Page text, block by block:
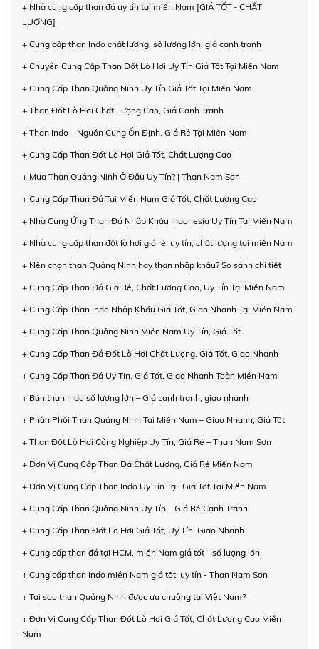
+ Nhà cung cấp than đá uy tín tại miền Nam [GIÁ TỐT - CHẤT
LƯỢNG]
+ Cung cấp than Indo chất lượng, số lượng lớn, giá cạnh tranh
+ Chuyên Cung Cấp Than Đốt Lò Hơi Uy Tín Giá Tốt Tại Miền Nam
+ Cung Cấp Than Quảng Ninh Uy Tín Giá Tốt Tại Miền Nam
+ Than Đốt Lò Hơi Chất Lượng Cao, Giá Cạnh Tranh
+ Than Indo – Nguồn Cung Ổn Định, Giá Rẻ Tại Miền Nam
+ Cung Cấp Than Đốt Lò Hơi Giá Tốt, Chất Lượng Cao
+ Mua Than Quảng Ninh Ở Đâu Uy Tín? | Than Nam Sơn
+ Cung Cấp Than Đá Tại Miền Nam Giá Tốt, Chất Lượng Cao
+ Nhà Cung Ứng Than Đá Nhập Khẩu Indonesia Uy Tín Tại Miền Nam
+ Nhà cung cấp than đốt lò hơi giá rẻ, uy tín, chất lượng tại miền Nam
+ Nên chọn than Quảng Ninh hay than nhập khẩu? So sánh chi tiết
+ Cung Cấp Than Đá Giá Rẻ, Chất Lượng Cao, Uy Tín Tại Miền Nam
+ Cung Cấp Than Indo Nhập Khẩu Giá Tốt, Giao Nhanh Tại Miền Nam
+ Cung Cấp Than Quảng Ninh Miền Nam Uy Tín, Giá Tốt
+ Cung Cấp Than Đá Đốt Lò Hơi Chất Lượng, Giá Tốt, Giao Nhanh
+ Cung Cấp Than Đá Uy Tín, Giá Tốt, Giao Nhanh Toàn Miền Nam
+ Bán than Indo số lượng lớn – Giá cạnh tranh, giao nhanh
+ Phân Phối Than Quảng Ninh Tại Miền Nam – Giao Nhanh, Giá Tốt
+ Than Đốt Lò Hơi Công Nghiệp Uy Tín, Giá Rẻ – Than Nam Sơn
+ Đơn Vị Cung Cấp Than Đá Chất Lượng, Giá Rẻ Miền Nam
+ Đơn Vị Cung Cấp Than Indo Uy Tín Tại, Giá Tốt Tại Miền Nam
+ Cung Cấp Than Quảng Ninh Uy Tín – Giá Rẻ Cạnh Tranh
+ Cung Cấp Than Đốt Lò Hơi Giá Tốt, Uy Tín, Giao Nhanh
+ Cung cấp than đá tại HCM, miền Nam giá tốt - số lượng lớn
+ Cung cấp than Indo miền Nam giá tốt, uy tín - Than Nam Sơn
+ Tại sao than Quảng Ninh được ưa chuộng tại Việt Nam?
+ Đơn Vị Cung Cấp Than Đốt Lò Hơi Giá Tốt, Chất Lượng Cao Miền
Nam